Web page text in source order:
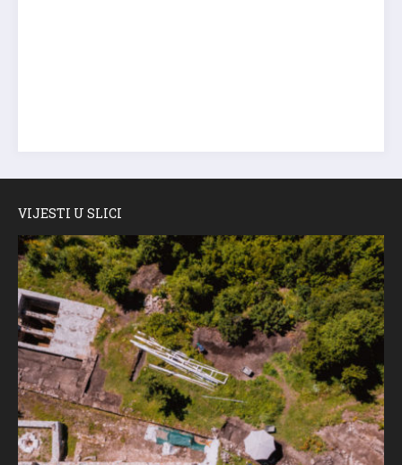
VIJESTI U SLICI